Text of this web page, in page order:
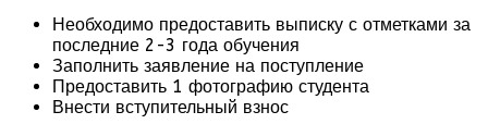
Необходимо предоставить выписку с отметками за
последние 2-3 года обучения
Заполнить заявление на поступление
Предоставить 1 фотографию студента
Внести вступительный взнос